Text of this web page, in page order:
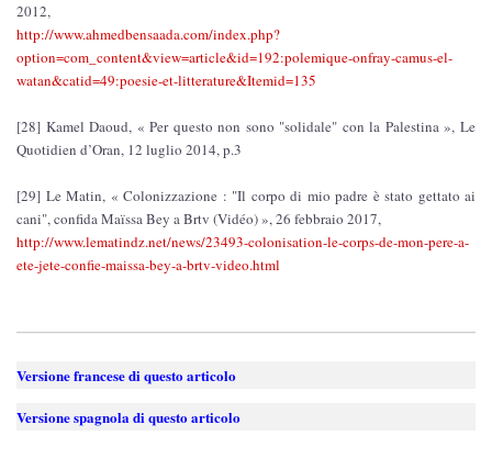
2012,
http://www.ahmedbensaada.com/index.php?
option=com_content&view=article&id=192:polemique-onfray-camus-el-
watan&catid=49:poesie-et-litterature&Itemid=135
[28] Kamel Daoud, « Per questo non sono "solidale" con la Palestina », Le
Quotidien d’Oran, 12 luglio 2014, p.3
[29] Le Matin, « Colonizzazione : "Il corpo di mio padre è stato gettato ai
cani", confida Maïssa Bey a Brtv (Vidéo) », 26 febbraio 2017,
http://www.lematindz.net/news/23493-colonisation-le-corps-de-mon-pere-a-
ete-jete-confie-maissa-bey-a-brtv-video.html
Versione francese di questo articolo
Versione spagnola di questo articolo